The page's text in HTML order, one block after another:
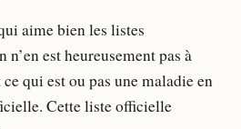
aime bien les listes
est heureusement pas à
qui est ou pas une maladie en
Cette liste officielle